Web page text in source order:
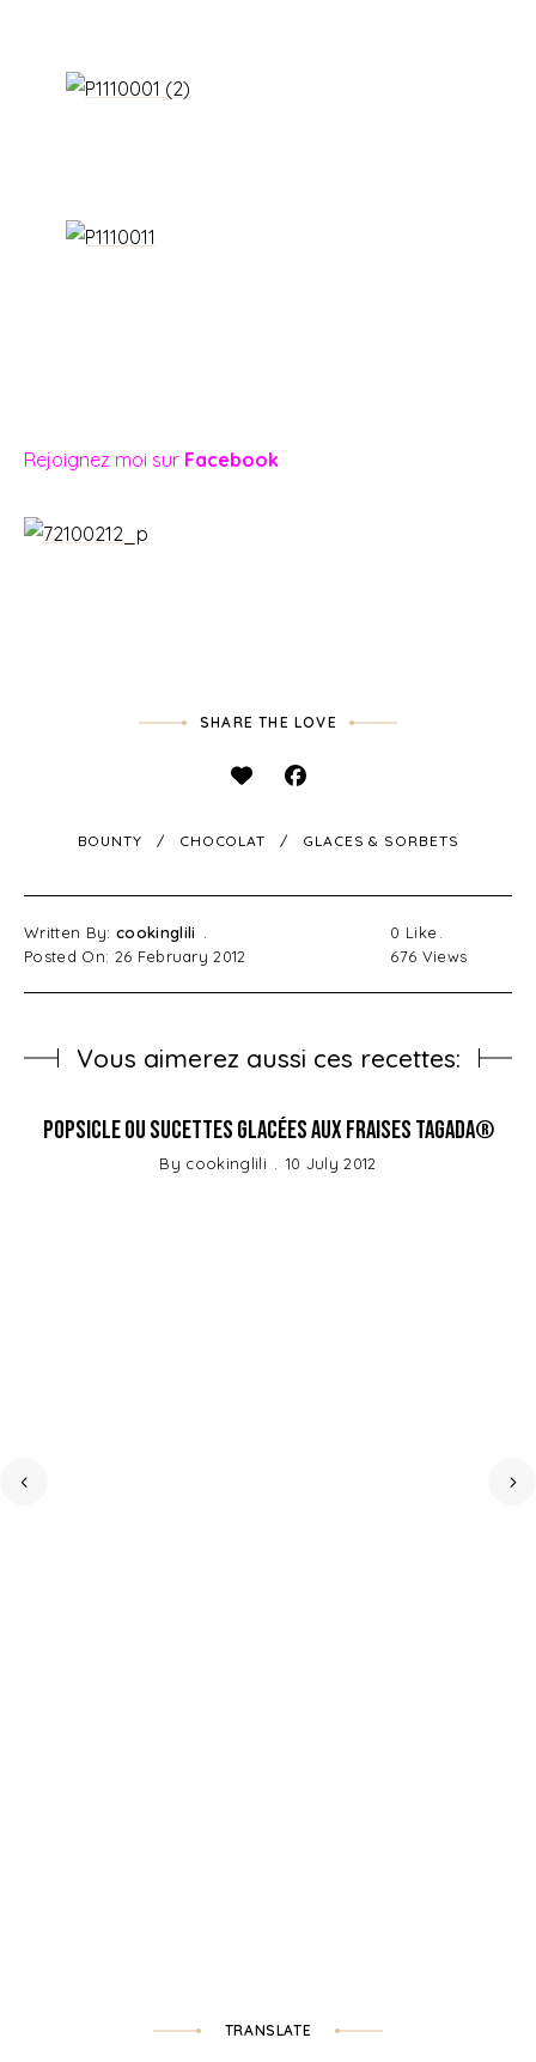
Rejoignez moi sur Facebook
SHARE THE LOVE
BOUNTY CHOCOLAT GLACES & SORBETS
Written By: cookinglili
Posted On: 26 February 2012
0 Like
676 Views
Vous aimerez aussi ces recettes:
Popsicle ou Sucettes glacées aux Fraises Tagada®
By cookinglili 10 July 2012
TRANSLATE